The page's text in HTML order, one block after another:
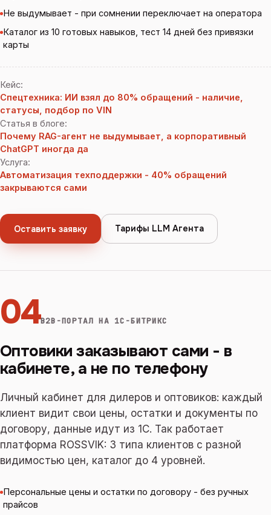
Не выдумывает - при сомнении переключает на оператора
Каталог из 10 готовых навыков, тест 14 дней без привязки
карты
Кейс:
Спецтехника: ИИ взял до 80% обращений - наличие,
статусы, подбор по VIN
Статья в блоге:
Почему RAG-агент не выдумывает, а корпоративный
ChatGPT иногда да
Услуга:
Автоматизация техподдержки - 40% обращений
закрываются сами
Оставить заявку Тарифы LLM Агента
04B2B-ПОРТАЛ НА 1С-БИТРИКС
Оптовики заказывают сами - в
кабинете, а не по телефону
Личный кабинет для дилеров и оптовиков: каждый
клиент видит свои цены, остатки и документы по
договору, данные идут из 1С. Так работает
платформа ROSSVIK: 3 типа клиентов с разной
видимостью цен, каталог до 4 уровней.
Персональные цены и остатки по договору - без ручных
прайсов